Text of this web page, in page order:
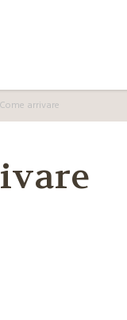
Come arrivare